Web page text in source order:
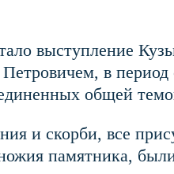
выступление
в период
общей
и скорби, все
памятника,